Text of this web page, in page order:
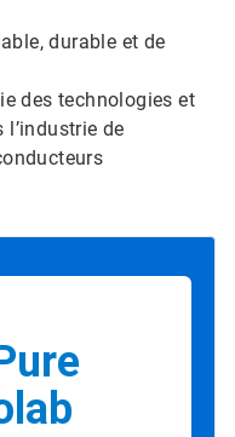
durable et de
des technologies et
l’industrie de